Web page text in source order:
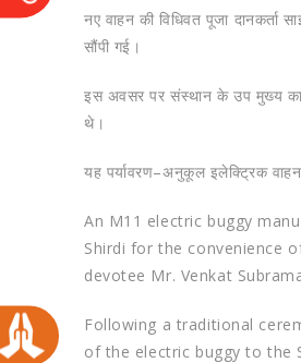
नए वाहन की विधिवत पूजा दानकर्ता
सौंपी गई।
इस अवसर पर संस्थान के उप मुख्य
थे।
यह पर्यावरण–अनुकूल इलेक्ट्रिक वाहन
An M11 electric buggy
Shirdi for the convenience
devotee Mr. Venkat
Following a traditional
of the electric buggy to the